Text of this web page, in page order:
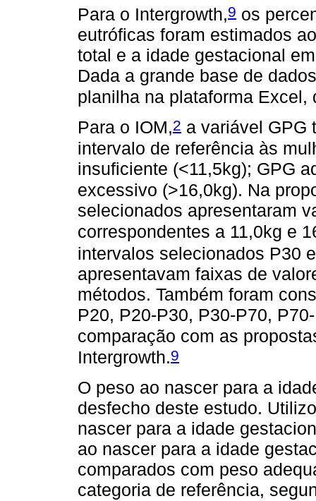
Para o Intergrowth,9 os
eutróficas foram estimados
total e a idade gestacional
Dada a grande base de
planilha na plataforma
Para o IOM,2 a variável GPG
intervalo de referência às
insuficiente (<11,5kg); GPG
excessivo (>16,0kg). Na
selecionados apresentaram
correspondentes a 11,0kg e
intervalos selecionados P30
apresentavam faixas de
métodos. Também foram
P20, P20-P30, P30-P70,
comparação com as
Intergrowth.9
O peso ao nascer para a
desfecho deste estudo.
nascer para a idade
ao nascer para a idade
comparados com peso
categoria de referência,